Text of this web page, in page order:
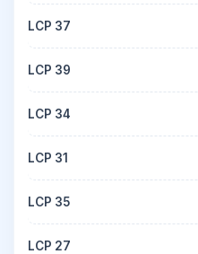
LCP 37
LCP 39
LCP 34
LCP 31
LCP 35
LCP 27